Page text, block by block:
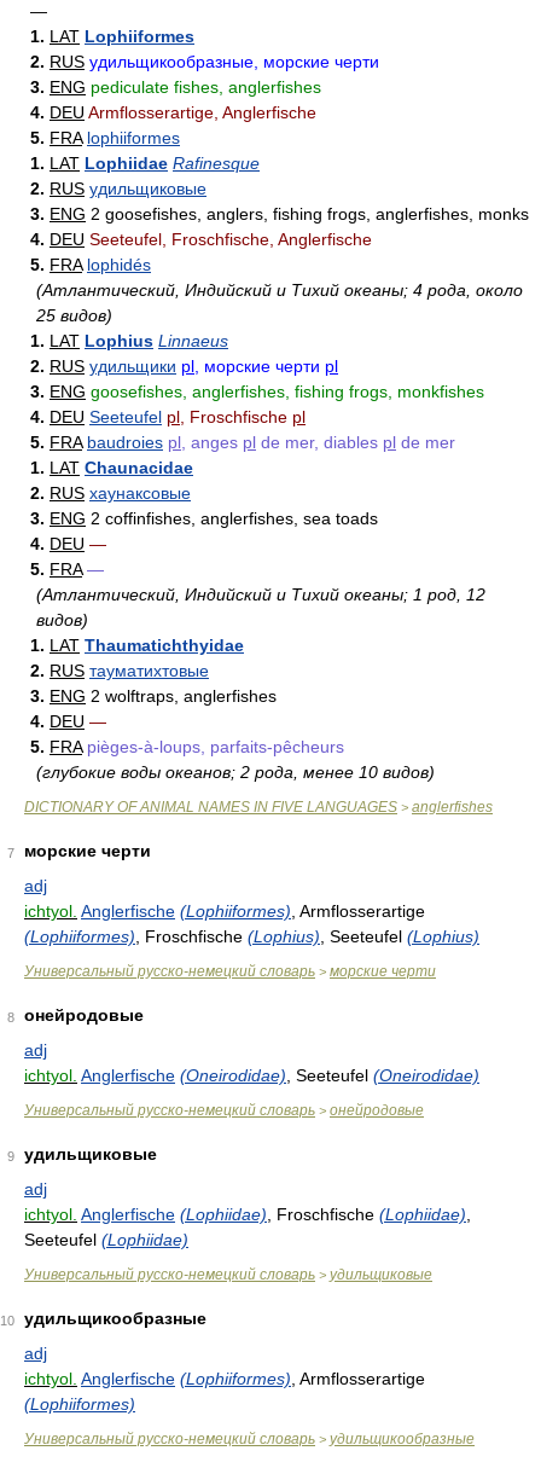
—
1. LAT Lophiiformes
2. RUS удильщикообразные, морские черти
3. ENG pediculate fishes, anglerfishes
4. DEU Armflosserartige, Anglerfische
5. FRA lophiiformes
1. LAT Lophiidae Rafinesque
2. RUS удильщиковые
3. ENG 2 goosefishes, anglers, fishing frogs, anglerfishes, monks
4. DEU Seeteufel, Froschfische, Anglerfische
5. FRA lophidés
(Атлантический, Индийский и Тихий океаны; 4 рода, около
25 видов)
1. LAT Lophius Linnaeus
2. RUS удильщики pl , морские черти pl
3. ENG goosefishes, anglerfishes, fishing frogs, monkfishes
4. DEU Seeteufel pl , Froschfische pl
5. FRA baudroies pl , anges pl de mer, diables pl de mer
1. LAT Chaunacidae
2. RUS хаунаксовые
3. ENG 2 coffinfishes, anglerfishes, sea toads
4. DEU —
5. FRA —
(Атлантический, Индийский и Тихий океаны; 1 род, 12
видов)
1. LAT Thaumatichthyidae
2. RUS тауматихтовые
3. ENG 2 wolftraps, anglerfishes
4. DEU —
5. FRA pièges-à-loups, parfaits-pêcheurs
(глубокие воды океанов; 2 рода, менее 10 видов)
DICTIONARY OF ANIMAL NAMES IN FIVE LANGUAGES > anglerfishes
7
морские черти
adj
ichtyol. Anglerfische (Lophiiformes) , Armflosserartige
(Lophiiformes) , Froschfische (Lophius) , Seeteufel (Lophius)
Универсальный русско-немецкий словарь > морские черти
8
онейродовые
adj
ichtyol. Anglerfische (Oneirodidae) , Seeteufel (Oneirodidae)
Универсальный русско-немецкий словарь > онейродовые
9
удильщиковые
adj
ichtyol. Anglerfische (Lophiidae) , Froschfische (Lophiidae)
Seeteufel (Lophiidae)
Универсальный русско-немецкий словарь > удильщиковые
10
удильщикообразные
adj
ichtyol. Anglerfische (Lophiiformes) , Armflosserartige
(Lophiiformes)
Универсальный русско-немецкий словарь > удильщикообразные